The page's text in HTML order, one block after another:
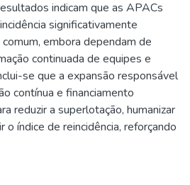
indicam que as APACs
significativamente
embora dependam de
continuada de equipes e
se que a expansão responsável
contínua e financiamento
reduzir a superlotação, humanizar
o índice de reincidência, reforçando